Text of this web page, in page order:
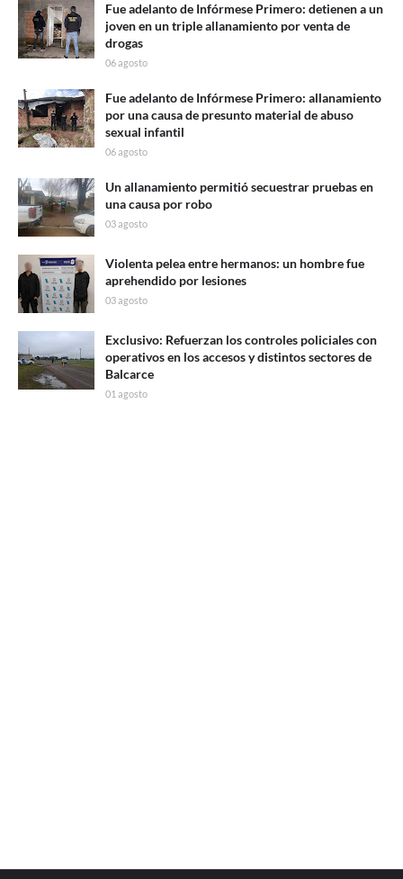
Fue adelanto de Infórmese Primero: detienen a un
joven en un triple allanamiento por venta de
drogas
06 agosto
Fue adelanto de Infórmese Primero: allanamiento
por una causa de presunto material de abuso
sexual infantil
06 agosto
Un allanamiento permitió secuestrar pruebas en
una causa por robo
03 agosto
Violenta pelea entre hermanos: un hombre fue
aprehendido por lesiones
03 agosto
Exclusivo: Refuerzan los controles policiales con
operativos en los accesos y distintos sectores de
Balcarce
01 agosto